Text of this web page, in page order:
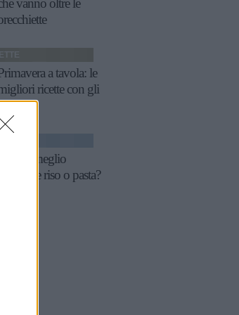
vanno oltre le
a tavola: le
ricette con gli
La sera meglio
mangiare riso o pasta?